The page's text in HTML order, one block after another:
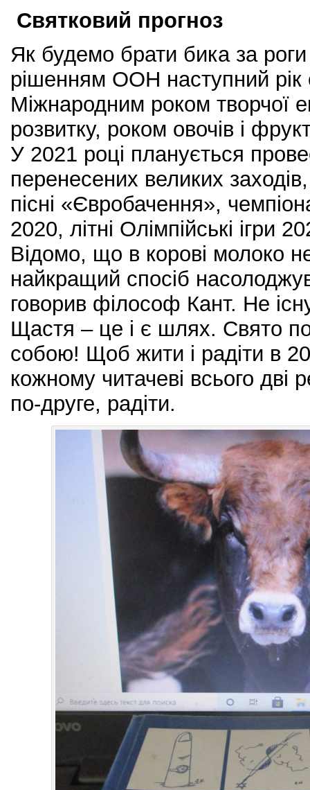
Святковий прогноз
Як будемо брати бика за
рішенням ООН наступний рік
Міжнародним роком творчої
розвитку, роком овочів і
У 2021 році планується
перенесених великих
пісні «Євробачення»,
2020, літні Олімпійські ігри
Відомо, що в корові молоко
найкращий спосіб
говорив філософ Кант. Не
Щастя – це і є шлях. Свято
собою! Щоб жити і радіти в
кожному читачеві всього дві
по-друге, радіти.